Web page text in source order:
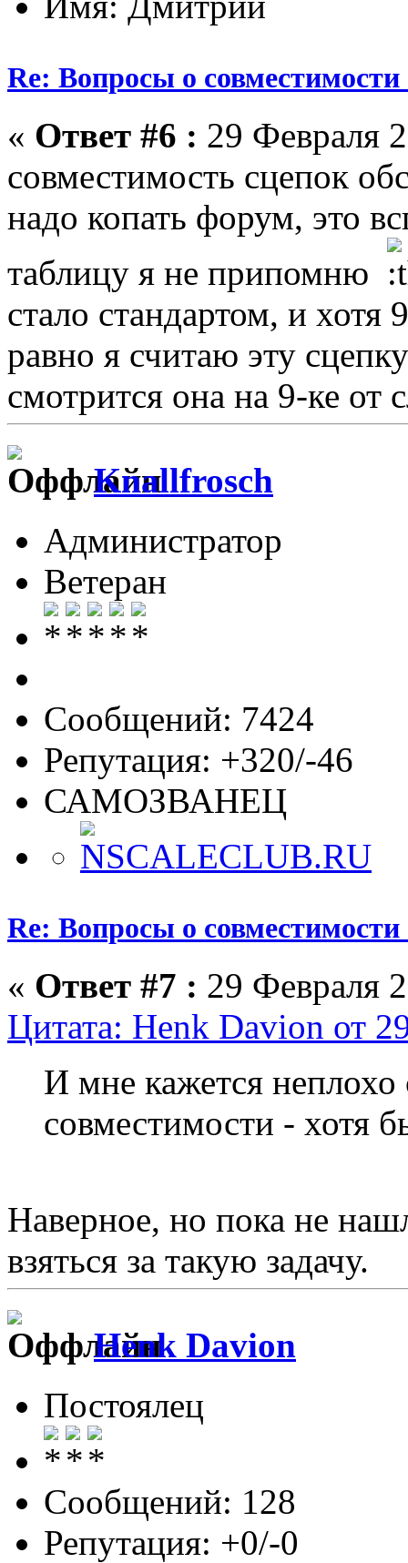
Re: Вопросы о
« Ответ #6 : 29 Февраля
совместимость сцепок
надо копать форум, это
таблицу я не припомню
стало стандартом, и хотя
равно я считаю эту
смотрится она на 9-ке от
Knallfrosch
Администратор
Ветеран
Сообщений: 7424
Репутация: +320/-46
САМОЗВАНЕЦ
Re: Вопросы о
« Ответ #7 : 29 Февраля
Цитата: Henk Davion от
И мне кажется неплохо
совместимости - хотя
Наверное, но пока не
взяться за такую задачу.
Henk Davion
Постоялец
Сообщений: 128
Репутация: +0/-0